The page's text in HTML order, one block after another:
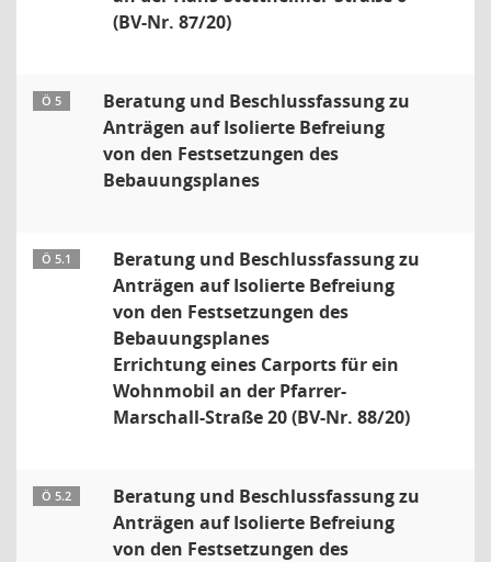
(BV-Nr. 87/20)
Ö 5
Beratung und Beschlussfassung zu
Anträgen auf Isolierte Befreiung
von den Festsetzungen des
Bebauungsplanes
Ö 5.1
Beratung und Beschlussfassung zu
Anträgen auf Isolierte Befreiung
von den Festsetzungen des
Bebauungsplanes
Errichtung eines Carports für ein
Wohnmobil an der Pfarrer-
Marschall-Straße 20 (BV-Nr. 88/20)
Ö 5.2
Beratung und Beschlussfassung zu
Anträgen auf Isolierte Befreiung
von den Festsetzungen des